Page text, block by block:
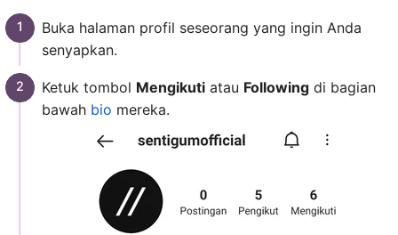
Buka halaman profil seseorang yang ingin Anda
senyapkan.
Ketuk tombol Mengikutiatau Followingdi bagian
bawah bio mereka.